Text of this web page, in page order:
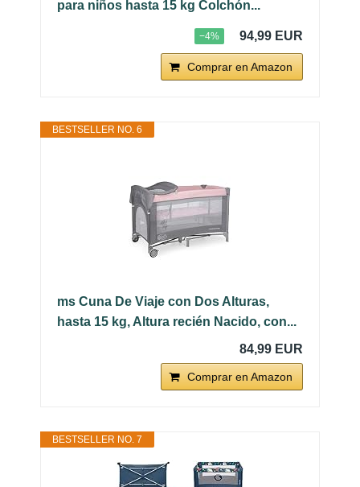
para niños hasta 15 kg Colchón...
−4% 94,99 EUR
Comprar en Amazon
BESTSELLER NO. 6
ms Cuna De Viaje con Dos Alturas,
hasta 15 kg, Altura recién Nacido, con...
84,99 EUR
Comprar en Amazon
BESTSELLER NO. 7